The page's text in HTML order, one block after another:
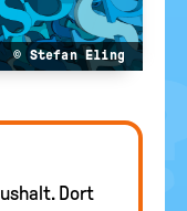
© Stefan Eling
Dort